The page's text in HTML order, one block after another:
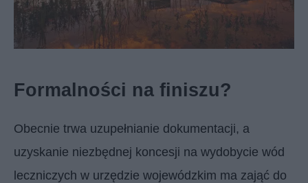
Formalności na finiszu?
Obecnie trwa uzupełnianie dokumentacji, a
uzyskanie niezbędnej koncesji na wydobycie wód
leczniczych w urzędzie wojewódzkim ma zająć do